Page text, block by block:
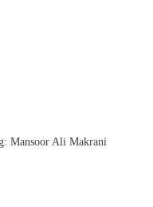
Mansoor Ali Makrani